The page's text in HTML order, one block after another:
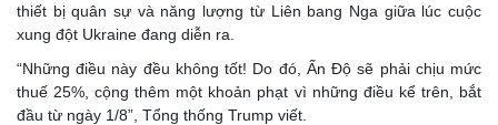
thiết bị quân sự và năng lượng từ Liên bang Nga giữa lúc cuộc
xung đột Ukraine đang diễn ra.
“Những điều này đều không tốt! Do đó, Ấn Độ sẽ phải chịu mức
thuế 25%, cộng thêm một khoản phạt vì những điều kể trên, bắt
đầu từ ngày 1/8”, Tổng thống Trump viết.